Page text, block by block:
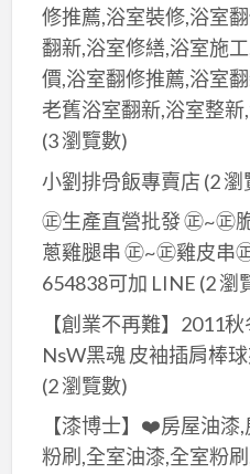
修推薦,浴室裝修,浴室
翻新,浴室修繕,浴室施
價,浴室翻修推薦,浴室
老舊浴室翻新,浴室整
(3 瀏覽數)
小劉排骨飯專賣店 (2 瀏
㊣生產直營批發 ㊣~㊣
蔥雞腿串 ㊣~㊣雞皮串
654838可加 LINE (2 瀏
【創業不再難】2011
NsW黑魂 皮袖插肩棒
(2 瀏覽數)
【漆博士】❤️房屋油漆
粉刷,全室油漆,全室粉